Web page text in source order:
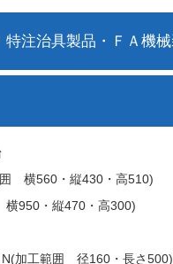
注治具製品・ＦＡ機
横560・縦430・高510)
950・縦470・高300)
加工範囲 径160・長さ500)